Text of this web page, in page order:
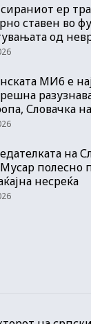
ер
ставен во
од
МИ6 е
Словачка
на
полесно
несреќа